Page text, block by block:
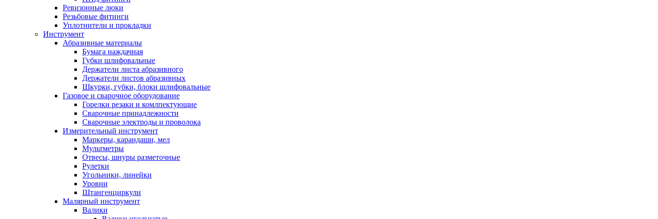
Ревизонные люки
Резьбовые фитинги
Уплотнители и прокладки
Инструмент
Абразивные материалы
Бумага наждачная
Губки шлифовальные
Держатели листа абразивного
Держатели листов абразивных
Шкурки, губки, блоки шлифовальные
Газовое и сварочное оборудование
Горелки резаки и комлпектующие
Сварочные принадлежности
Сварочные электроды и проволока
Измерительный инструмент
Маркеры, карандаши, мел
Мультметры
Отвесы, шнуры разметочные
Рулетки
Угольники, линейки
Уровни
Штангенциркули
Малярный инструмент
Валики